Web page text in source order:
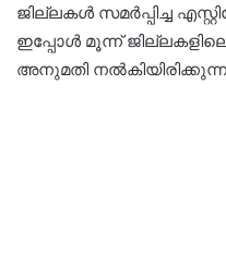
ജില്ലകൾ സമർപ്പിച്ച
ഇപ്പോൾ മൂന്ന്
അനുമതി